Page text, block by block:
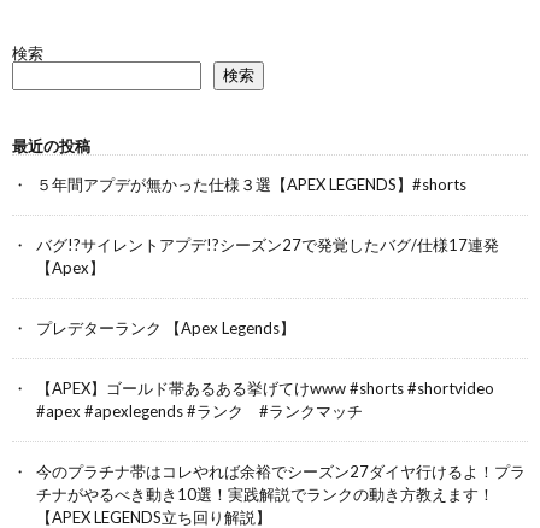
検索
検索
最近の投稿
５年間アプデが無かった仕様３選【APEX LEGENDS】#shorts
バグ!?サイレントアプデ!?シーズン27で発覚したバグ/仕様17連発
【Apex】
プレデターランク 【Apex Legends】
【APEX】ゴールド帯あるある挙げてけwww #shorts #shortvideo
#apex #apexlegends #ランク #ランクマッチ
今のプラチナ帯はコレやれば余裕でシーズン27ダイヤ行けるよ！プラ
チナがやるべき動き10選！実践解説でランクの動き方教えます！
【APEX LEGENDS立ち回り解説】